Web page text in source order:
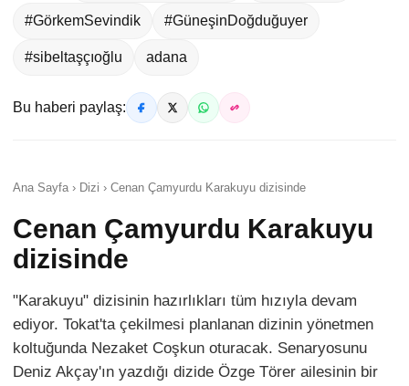
#GörkemSevindik #GüneşinDoğduğuyer
#sibeltaşçıoğlu adana
Bu haberi paylaş:
Ana Sayfa › Dizi › Cenan Çamyurdu Karakuyu dizisinde
Cenan Çamyurdu Karakuyu
dizisinde
"Karakuyu" dizisinin hazırlıkları tüm hızıyla devam
ediyor. Tokat'ta çekilmesi planlanan dizinin yönetmen
koltuğunda Nezaket Coşkun oturacak. Senaryosunu
Deniz Akçay'ın yazdığı dizide Özge Törer ailesinin bir